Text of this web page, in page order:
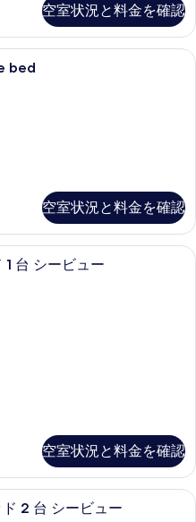
空室状況と料金を確認
バスルーム | 個別の浴槽とシャワー
bed
空室状況と料金を確認
デラックス ルーム キングベッド 1
台 シービュー
空室状況と料金を確認
デラックス ルーム シングルベッド 2
2 台 シービュー